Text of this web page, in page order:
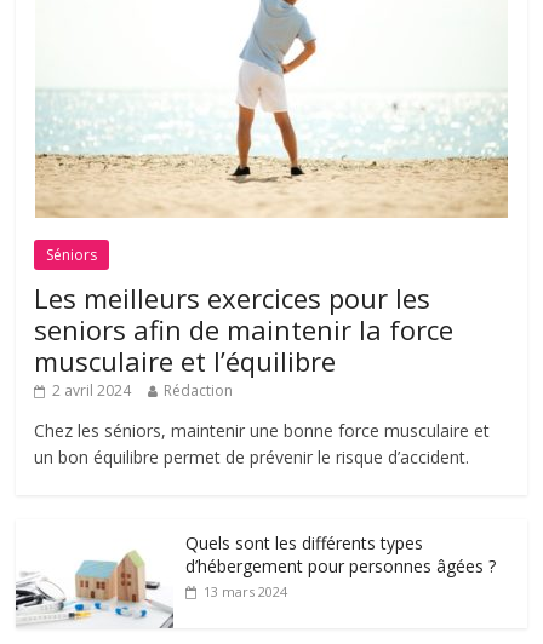
Séniors
Les meilleurs exercices pour les
seniors afin de maintenir la force
musculaire et l’équilibre
2 avril 2024 Rédaction
Chez les séniors, maintenir une bonne force musculaire et
un bon équilibre permet de prévenir le risque d’accident.
Quels sont les différents types
d’hébergement pour personnes âgées ?
13 mars 2024